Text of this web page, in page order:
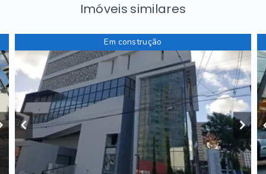
Imóveis similares
Em construção